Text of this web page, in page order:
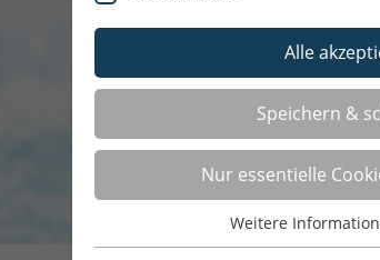
Alle
Speichern &
Nur essentielle
Weitere